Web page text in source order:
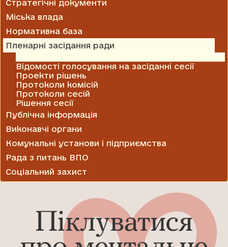
Стратегічні документи
Міська влада
Нормативна база
Пленарні засідання ради
Відомості голосування на засіданні сесії
Проекти рішень
Протоколи комісій
Протоколи сесій
Рішення сесії
Публічна інформація
Виконавчі органи
Комунальні установи і підприємства
Рада з питань ВПО
Соціальний захист